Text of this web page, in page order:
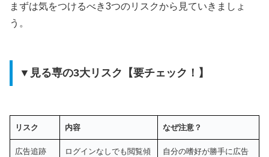
まずは気をつけるべき3つのリスクから見ていきましょ
う。
▼見る専の3大リスク【要チェック！】
リスク 内容 なぜ注意？
広告追跡
ログインなしでも閲覧傾
自分の嗜好が勝手に広告